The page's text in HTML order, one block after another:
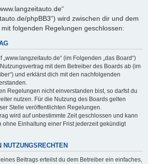
phpBB3“) wird zwischen dir und dem
folgenden Regelungen geschlossen:
„www.langzeitauto.de“ (im Folgenden „das Board“)
mit dem Betreiber des Boards ab (im
und erklärst dich mit den nachfolgenden
Regelungen nicht einverstanden bist, so darfst du
nutzen. Für die Nutzung des Boards gelten
Stelle veröffentlichten Regelungen.
wird auf unbestimmte Zeit geschlossen und kann
ohne Einhaltung einer Frist jederzeit gekündigt
Beitrags erteilst du dem Betreiber ein einfaches,